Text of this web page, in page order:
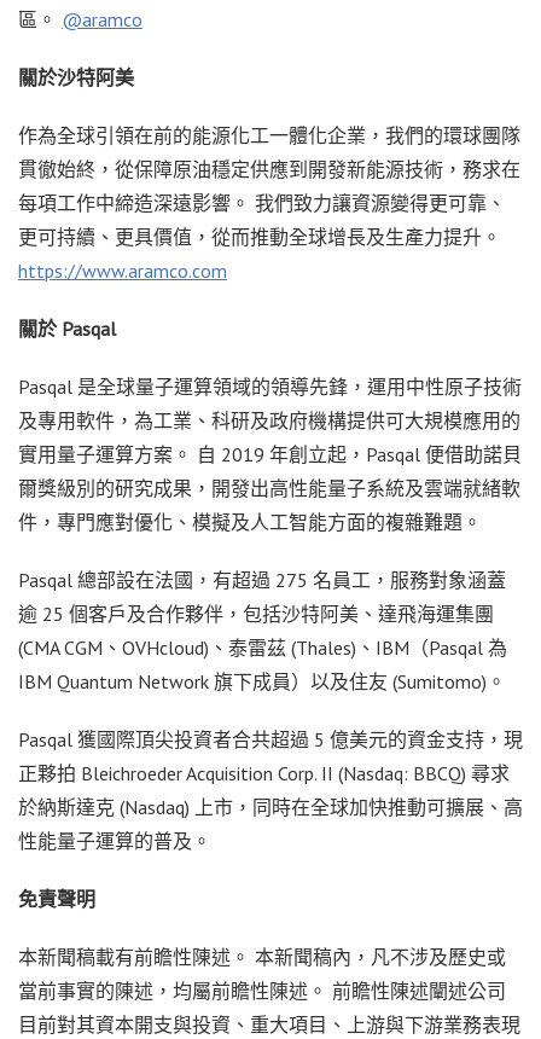
區。 @aramco
關於沙特阿美
作為全球引領在前的能源化工一體化企業，我們的環球團隊
貫徹始終，從保障原油穩定供應到開發新能源技術，務求在
每項工作中締造深遠影響。 我們致力讓資源變得更可靠、
更可持續、更具價值，從而推動全球增長及生產力提升。
https://www.aramco.com
關於 Pasqal
Pasqal 是全球量子運算領域的領導先鋒，運用中性原子技術
及專用軟件，為工業、科研及政府機構提供可大規模應用的
實用量子運算方案。 自 2019 年創立起，Pasqal 便借助諾貝
爾獎級別的研究成果，開發出高性能量子系統及雲端就緒軟
件，專門應對優化、模擬及人工智能方面的複雜難題。
Pasqal 總部設在法國，有超過 275 名員工，服務對象涵蓋
逾 25 個客戶及合作夥伴，包括沙特阿美、達飛海運集團
(CMA CGM、OVHcloud)、泰雷茲 (Thales)、IBM（Pasqal 為
IBM Quantum Network 旗下成員）以及住友 (Sumitomo)。
Pasqal 獲國際頂尖投資者合共超過 5 億美元的資金支持，現
正夥拍 Bleichroeder Acquisition Corp. II (Nasdaq: BBCQ) 尋求
於納斯達克 (Nasdaq) 上市，同時在全球加快推動可擴展、高
性能量子運算的普及。
免責聲明
本新聞稿載有前瞻性陳述。 本新聞稿內，凡不涉及歷史或
當前事實的陳述，均屬前瞻性陳述。 前瞻性陳述闡述公司
目前對其資本開支與投資、重大項目、上游與下游業務表現